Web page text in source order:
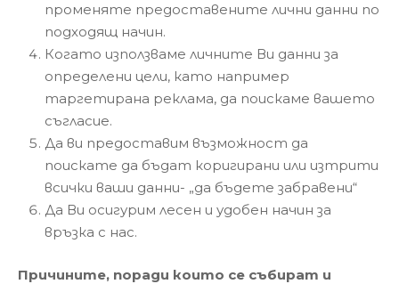
променяте предоставените лични данни по
подходящ начин.
Когато използваме личните Ви данни за
определени цели, като например
таргетирана реклама, да поискаме вашето
съгласие.
Да ви предоставим възможност да
поискате да бъдат коригирани или изтрити
всички ваши данни- „да бъдете забравени“
Да Ви осигурим лесен и удобен начин за
връзка с нас.
Причините, поради които се събират и